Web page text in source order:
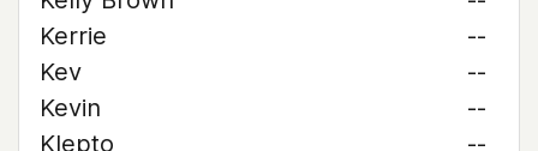
Kerrie
--
Kev
--
Kevin
--
Klepto
--